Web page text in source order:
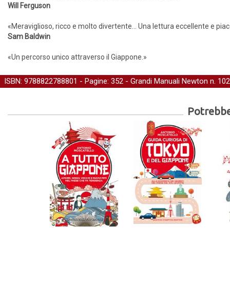
Will Ferguson
«Meraviglioso, ricco e molto divertente… Una lettura eccellente e
Sam Baldwin
«Un percorso unico attraverso il Giappone.»
ISBN: 9788822788801 - Pagine: 352 - Grandi Manuali Newton n.